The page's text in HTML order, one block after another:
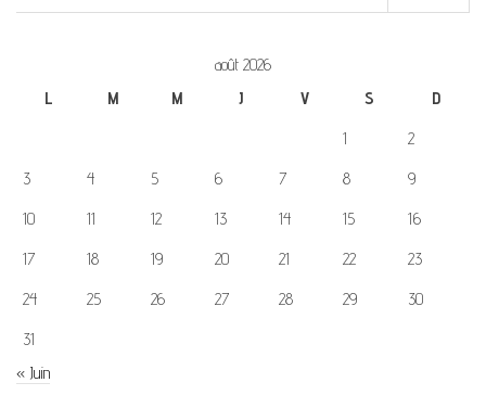
août 2026
L
M M J V S
D
1
2
3
4 5 6 7 8
9
10
11 12 13 14 15
16
17
18 19 20 21 22
23
24
25 26 27 28 29
30
31
« Juin